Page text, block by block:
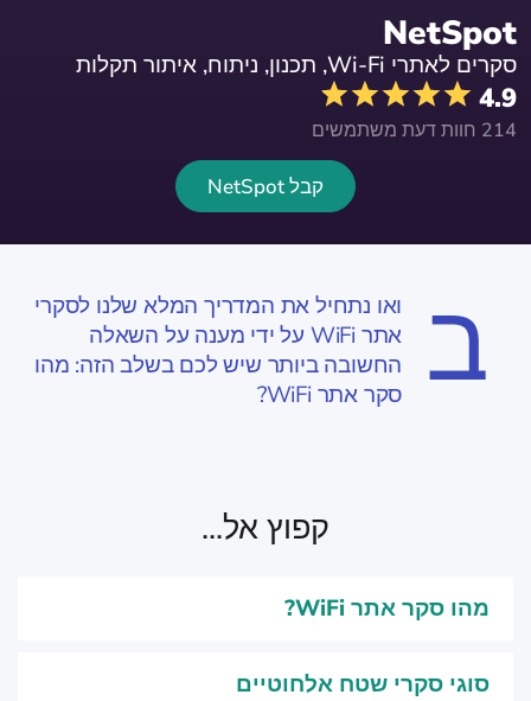
NetSpot
סקרים לאתרי Wi-Fi, תכנון, ניתוח, איתור תקלות
4.9
214 חוות דעת משתמשים
קבל NetSpot
ב
ואו נתחיל את המדריך המלא שלנו לסקרי
אתר WiFi על ידי מענה על השאלה
החשובה ביותר שיש לכם בשלב הזה: מהו
סקר אתר WiFi?
קפוץ אל...
מהו סקר אתר WiFi?
סוגי סקרי שטח אלחוטיים